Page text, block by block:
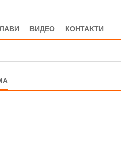
ВИДЕО КОНТАКТИ